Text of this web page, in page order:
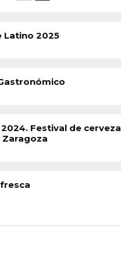
Latino 2025
2024. Festival de cerveza